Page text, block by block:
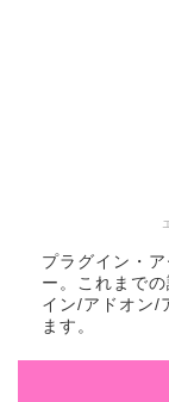
プラグイン・
ー。これまで
イン/アドオン/
ます。